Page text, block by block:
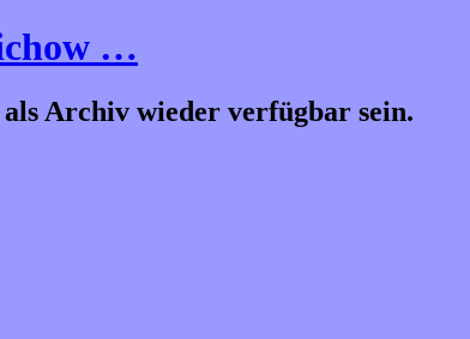
…
Archiv wieder verfügbar sein.